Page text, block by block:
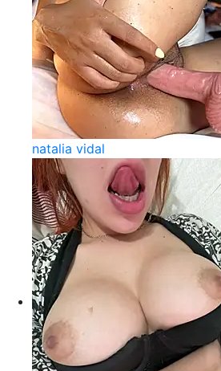
natalia vidal